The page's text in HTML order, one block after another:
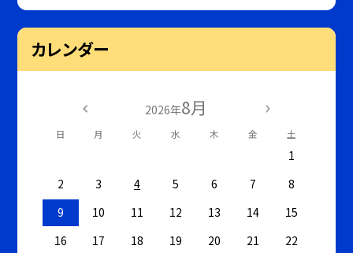
カレンダー
2026年8月
日 月 火 水 木 金 土
1
2
3 4 5 6 7
8
9
10 11 12 13 14
15
16
17 18 19 20 21
22